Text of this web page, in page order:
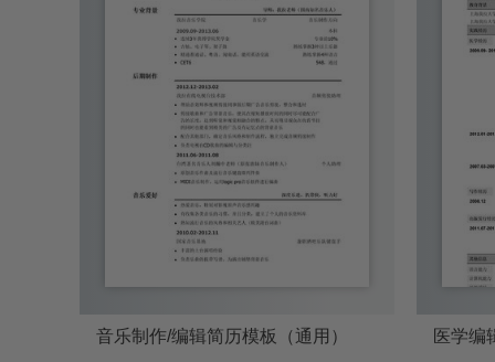
音乐制作/编辑简历模板（通用）